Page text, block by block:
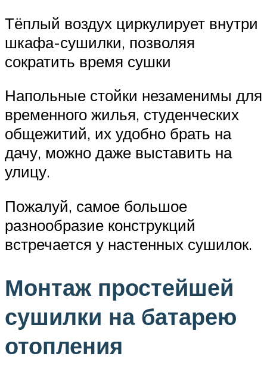
Тёплый воздух циркулирует внутри
шкафа-сушилки, позволяя
сократить время сушки
Напольные стойки незаменимы для
временного жилья, студенческих
общежитий, их удобно брать на
дачу, можно даже выставить на
улицу.
Пожалуй, самое большое
разнообразие конструкций
встречается у настенных сушилок.
Монтаж простейшей
сушилки на батарею
отопления